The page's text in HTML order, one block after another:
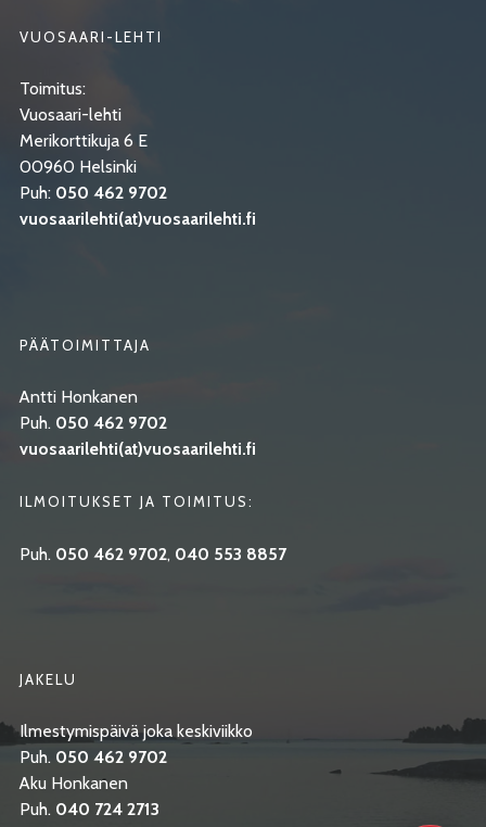
VUOSAARI-LEHTI
Toimitus:
Vuosaari-lehti
Merikorttikuja 6 E
00960 Helsinki
Puh: 050 462 9702
vuosaarilehti(at)vuosaarilehti.fi
PÄÄTOIMITTAJA
Antti Honkanen
Puh. 050 462 9702
vuosaarilehti(at)vuosaarilehti.fi
ILMOITUKSET JA TOIMITUS:
Puh. 050 462 9702, 040 553 8857
JAKELU
Ilmestymispäivä joka keskiviikko
Puh. 050 462 9702
Aku Honkanen
Puh. 040 724 2713